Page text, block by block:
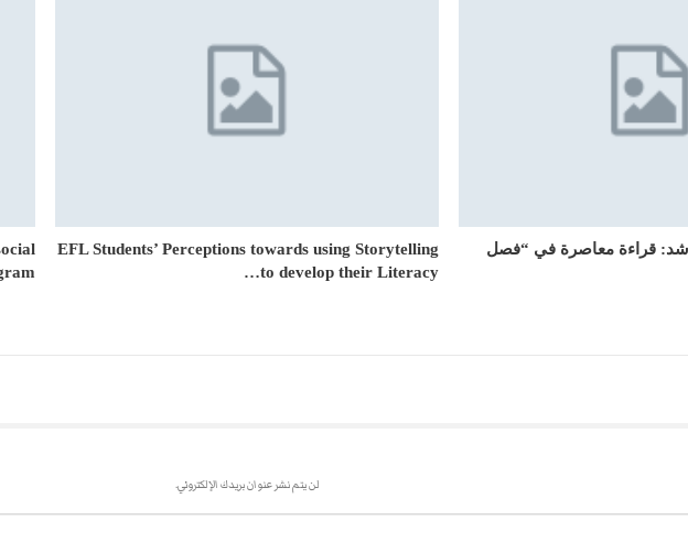
رشد: قراءة معاصرة في “فصل
EFL Students’ Perceptions towards using Storytelling
to develop their Literacy…
لن يتم نشر عنوان بريدك الإلكتروني.